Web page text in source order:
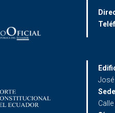
José